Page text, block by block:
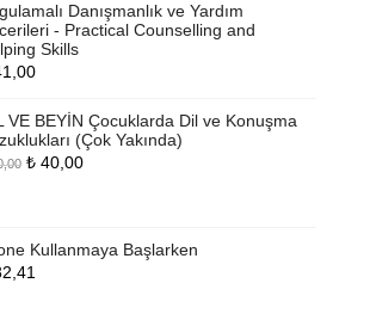
Danışmanlık ve Yardım
- Practical Counselling and
Skills
VE BEYİN Çocuklarda Dil ve Konuşma
(Çok Yakında)
Orijinal
₺40,00Şu
₺ 40,00.
Kullanmaya Başlarken